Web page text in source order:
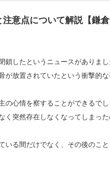
意点について解説【鎌倉
したというニュースがありま
放置されていたという衝撃的な
の心情を察することができるで
突然存在しなくなってしまった
いる間だけでなく、その後のこ